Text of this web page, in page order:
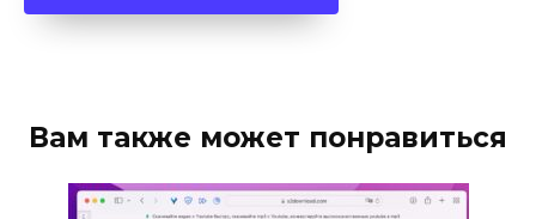
Вам также может понравиться